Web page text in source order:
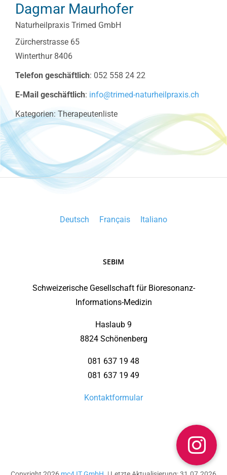
Dagmar Maurhofer
Naturheilpraxis Trimed GmbH
Zürcherstrasse 65
Winterthur 8406
Telefon geschäftlich: 052 558 24 22
E-Mail geschäftlich: info@trimed-naturheilpraxis.ch
Kategorien: Therapeutenliste
Deutsch Français Italiano
SEBIM
Schweizerische Gesellschaft für Bioresonanz-
Informations-Medizin
Haslaub 9
8824 Schönenberg
081 637 19 48
081 637 19 49
Kontaktformular